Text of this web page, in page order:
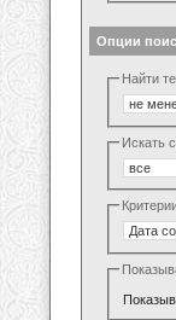
Опции
Найти
Искать